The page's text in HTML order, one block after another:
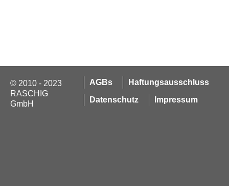
© 2010 - 2023
RASCHIG
GmbH
AGBs
Haftungsausschluss
Datenschutz
Impressum